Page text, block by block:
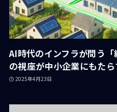
AI時代のインフラが問う
の視座が中小企業にもた
2025年4月23日